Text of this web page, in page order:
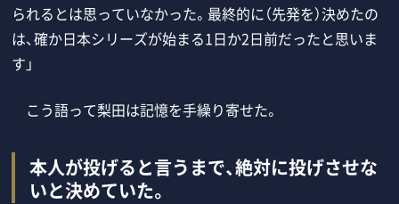
られるとは思っていなかった。最終的に（先発を）決めたの
は、確か日本シリーズが始まる1日か2日前だったと思いま
す」
こう語って梨田は記憶を手繰り寄せた。
本人が投げると言うまで、絶対に投げさせな
いと決めていた。